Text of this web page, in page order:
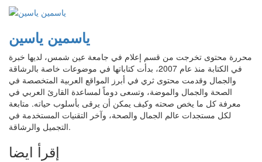
ياسمين ياسين
محررة محتوى تخرجت من قسم إعلام في جامعة عين شمس، لديها خبرة
في الكتابة منذ عام 2007، بدأت كتاباتها في موضوعات خاصة بالرشاقة
والجمال وقدمت محتوى ثري في أبرز المواقع العربية المتخصصة في
الصحة والجمال والموضة، وتسعى دوماً لمساعدة القارئ العربي في
معرفة كل ما يخص صحته وكيف يمكن أن يرقى بأسلوب حياته. متابعة
لكل مستجدات عالم الجمال والصحة، وآخر التقنيات المستخدمة في
التجميل والرشاقة.
إقرأ ايضا